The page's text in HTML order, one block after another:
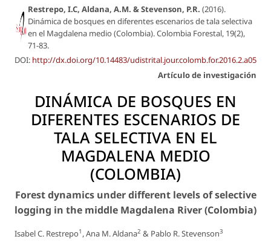
Restrepo, I.C, Aldana, A.M. & Stevenson, P.R. (2016).
Dinámica de bosques en diferentes escenarios de tala selectiva
en el Magdalena medio (Colombia).Colombia Forestal, 19(2),
71-83.
DOI: http://dx.doi.org/10.14483/udistrital.jour.colomb.for.2016.2.a05
Artículo de investigación
DINÁMICA DE BOSQUES EN
DIFERENTES ESCENARIOS DE
TALA SELECTIVA EN EL
MAGDALENA MEDIO
(COLOMBIA)
Forest dynamics under different levels of selective
logging in the middle Magdalena River (Colombia)
Isabel C. Restrepo1 , Ana M. Aldana2 & Pablo R. Stevenson3